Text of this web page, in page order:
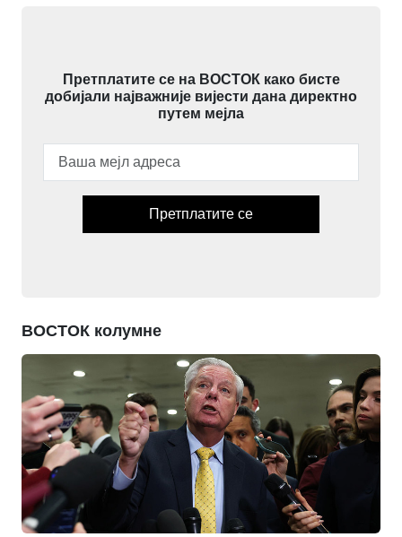
Претплатите се на ВОСТОК како бисте
добијали најважније вијести дана директно
путем мејла
Претплатите се
ВОСТОК колумне